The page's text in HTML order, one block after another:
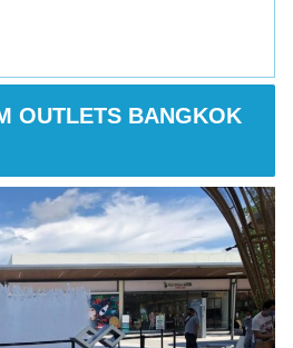
OUTLETS BANGKOK